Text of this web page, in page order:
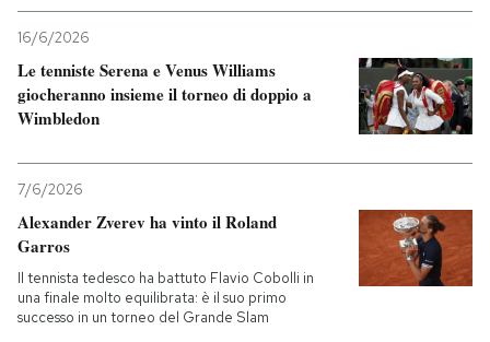
16/6/2026
Le tenniste Serena e Venus Williams
giocheranno insieme il torneo di doppio a
Wimbledon
7/6/2026
Alexander Zverev ha vinto il Roland
Garros
Il tennista tedesco ha battuto Flavio Cobolli in
una finale molto equilibrata: è il suo primo
successo in un torneo del Grande Slam